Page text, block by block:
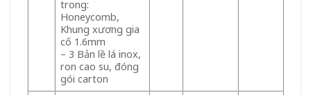
trong:
Honeycomb,
Khung xương gia
cố 1.6mm
– 3 Bản lề lá inox,
ron cao su, đóng
gói carton